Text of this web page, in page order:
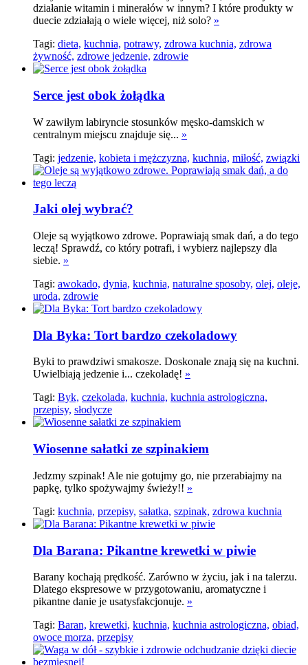
działanie witamin i minerałów w innym? I które produkty w
duecie zdziałają o wiele więcej, niż solo? »
Tagi: dieta, kuchnia, potrawy, zdrowa kuchnia, zdrowa
żywność, zdrowe jedzenie, zdrowie
Serce jest obok żołądka
W zawiłym labiryncie stosunków męsko-damskich w
centralnym miejscu znajduje się... »
Tagi: jedzenie, kobieta i mężczyzna, kuchnia, miłość, związki
Jaki olej wybrać?
Oleje są wyjątkowo zdrowe. Poprawiają smak dań, a do tego
leczą! Sprawdź, co który potrafi, i wybierz najlepszy dla
siebie. »
Tagi: awokado, dynia, kuchnia, naturalne sposoby, olej, oleje,
uroda, zdrowie
Dla Byka: Tort bardzo czekoladowy
Byki to prawdziwi smakosze. Doskonale znają się na kuchni.
Uwielbiają jedzenie i... czekoladę! »
Tagi: Byk, czekolada, kuchnia, kuchnia astrologiczna,
przepisy, słodycze
Wiosenne sałatki ze szpinakiem
Jedzmy szpinak! Ale nie gotujmy go, nie przerabiajmy na
papkę, tylko spożywajmy świeży!! »
Tagi: kuchnia, przepisy, sałatka, szpinak, zdrowa kuchnia
Dla Barana: Pikantne krewetki w piwie
Barany kochają prędkość. Zarówno w życiu, jak i na talerzu.
Dlatego ekspresowe w przygotowaniu, aromatyczne i
pikantne danie je usatysfakcjonuje. »
Tagi: Baran, krewetki, kuchnia, kuchnia astrologiczna, obiad,
owoce morza, przepisy